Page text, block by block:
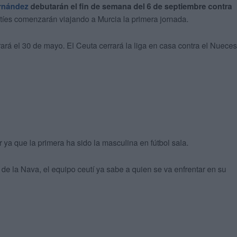
debutarán el fin de semana del 6 de septiembre contra
comenzarán viajando a Murcia la primera jornada.
el 30 de mayo. El Ceuta cerrará la liga en casa contra el Nueces
que la primera ha sido la masculina en fútbol sala.
la Nava, el equipo ceutí ya sabe a quien se va enfrentar en su